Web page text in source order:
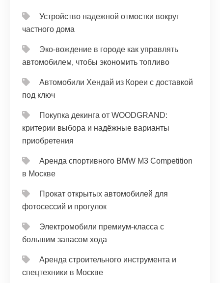
Устройство надежной отмостки вокруг
частного дома
Эко-вождение в городе как управлять
автомобилем, чтобы экономить топливо
Автомобили Хендай из Кореи с доставкой
под ключ
Покупка декинга от WOODGRAND:
критерии выбора и надёжные варианты
приобретения
Аренда спортивного BMW M3 Competition
в Москве
Прокат открытых автомобилей для
фотосессий и прогулок
Электромобили премиум-класса с
большим запасом хода
Аренда строительного инструмента и
спецтехники в Москве